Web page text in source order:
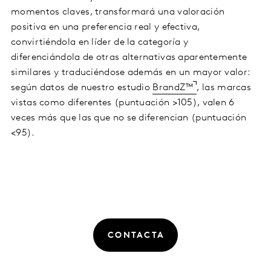
momentos claves, transformará una valoración
positiva en una preferencia real y efectiva,
convirtiéndola en líder de la categoría y
diferenciándola de otras alternativas aparentemente
similares y traduciéndose además en un mayor valor:
según datos de nuestro estudio BrandZ™ , las marcas
vistas como diferentes (puntuación >105), valen 6
veces más que las que no se diferencian (puntuación
<95).
CONTACTA